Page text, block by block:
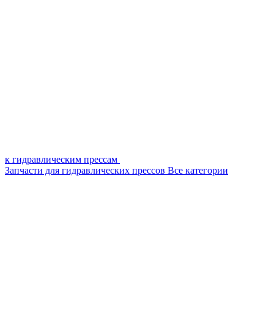
к гидравлическим прессам
Запчасти для гидравлических прессов Все категории